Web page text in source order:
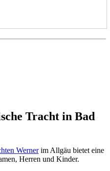
Tracht in Bad
Wernerim Allgäu bietet eine
Herren und Kinder.